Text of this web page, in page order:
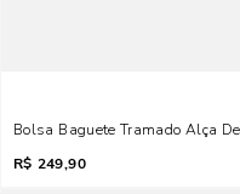
Bolsa Baguete Tramado Alça
R$ 249,90